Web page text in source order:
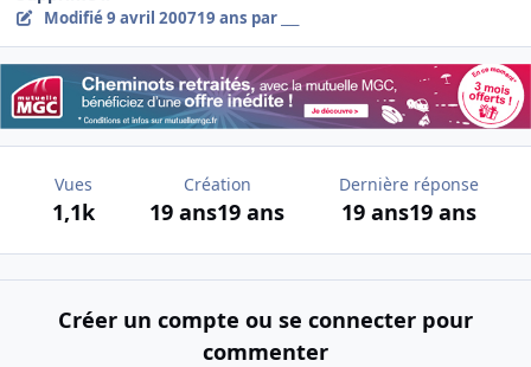
Modifié9 avril 200719 ans par ___
Vues
1,1k
Création
19 ans19 ans
Dernière réponse
19 ans19 ans
Créer un compte ou se connecter pour
commenter